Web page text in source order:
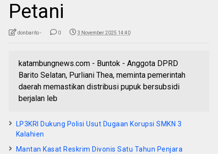
Petani
donbarito - 0 3 November 2025 14:40
katambungnews.com - Buntok - Anggota DPRD
Barito Selatan, Purliani Thea, meminta pemerintah
daerah memastikan distribusi pupuk bersubsidi
berjalan leb
LP3KRI Dukung Polisi Usut Dugaan Korupsi SMKN 3
Kalahien
Mantan Kasat Reskrim Divonis Satu Tahun Penjara